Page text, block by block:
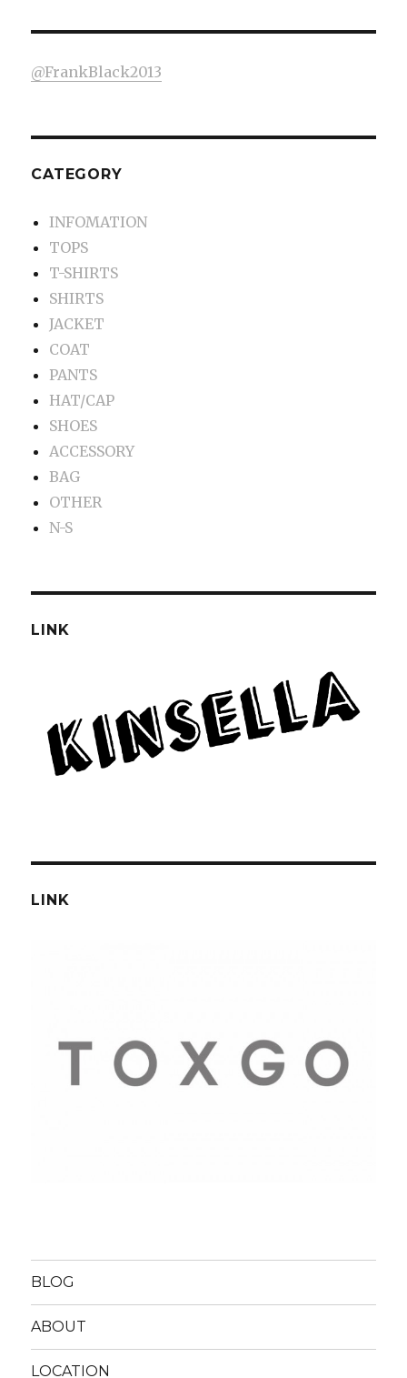
@FrankBlack2013
CATEGORY
INFOMATION
TOPS
T-SHIRTS
SHIRTS
JACKET
COAT
PANTS
HAT/CAP
SHOES
ACCESSORY
BAG
OTHER
N-S
LINK
LINK
BLOG
ABOUT
LOCATION